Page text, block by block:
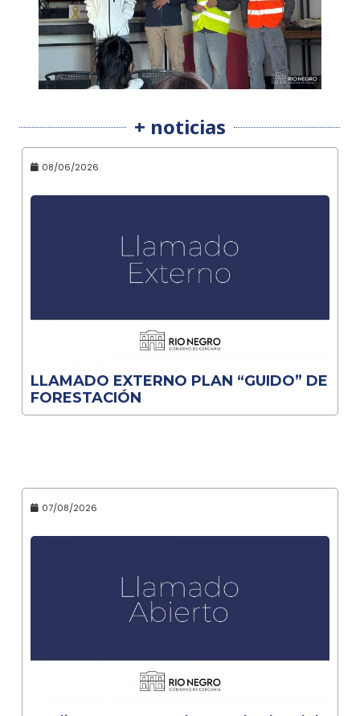
+ noticias
08/06/2026
LLAMADO EXTERNO PLAN “GUIDO” DE
FORESTACIÓN
07/08/2026